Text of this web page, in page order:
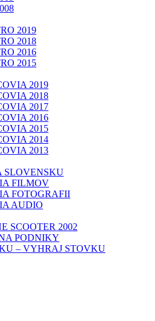
2019
2018
2016
2015
2019
2018
2017
2016
2015
2014
2013
SLOVENSKU
FILMOV
FOTOGRAFII
AUDIO
SCOOTER 2002
PODNIKY
– VYHRAJ STOVKU